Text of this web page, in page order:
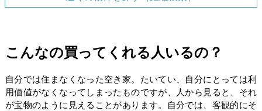
こんなの買ってくれる人いるの？
自分では住まなくなった空き家。たいてい、自分にとっては利
用価値がなくなってしまったものですが、人から見ると、それ
が宝物のように見えることがあります。自分では、客観的にそ